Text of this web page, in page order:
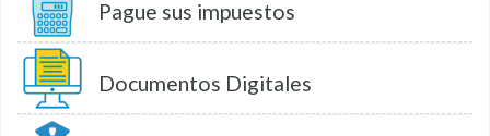
Pague sus impuestos
Documentos Digitales